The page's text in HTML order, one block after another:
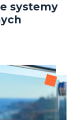
systemy